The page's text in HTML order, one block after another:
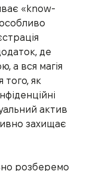
«know-
де
а вся магія
того, як
актив
захищає
розберемо